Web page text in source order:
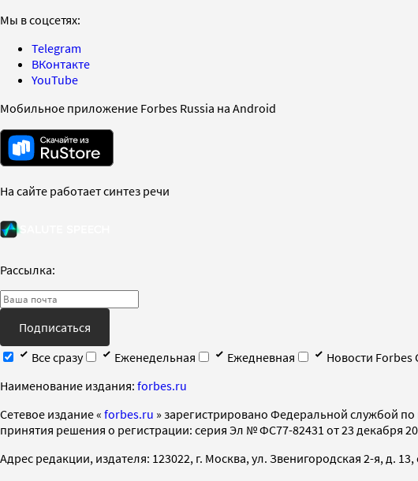
Мы в соцсетях:
Telegram
ВКонтакте
YouTube
Мобильное приложение Forbes Russia на Android
На сайте работает синтез речи
Рассылка:
Подписаться
Все сразу
Еженедельная Ежедневная
Новости Forbes
Наименование издания: forbes.ru
Cетевое издание « forbes.ru » зарегистрировано Федеральной службой
принятия решения о регистрации: серия Эл № ФС77-82431 от 23 декабря
Адрес редакции, издателя: 123022, г. Москва, ул. Звенигородская 2-я, д. 13,